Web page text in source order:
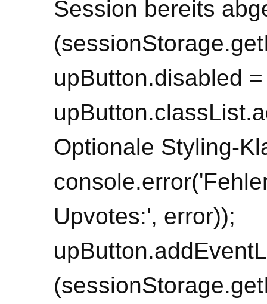
Session bereits
upButton.disabled
Optionale Styling-
Upvotes:', error));